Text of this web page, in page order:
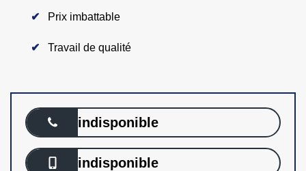
Prix imbattable
Travail de qualité
indisponible
indisponible